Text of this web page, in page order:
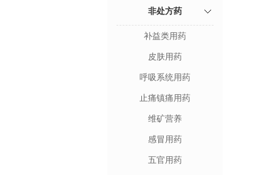
非处方药
补益类用药
皮肤用药
呼吸系统用药
止痛镇痛用药
维矿营养
感冒用药
五官用药